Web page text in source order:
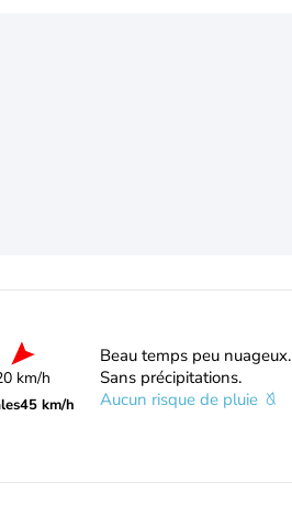
km/h
45 km/h
Beau temps peu nuageux.
Sans précipitations.
Aucun risque de pluie